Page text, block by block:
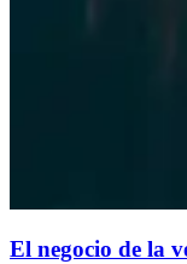
El negocio de la